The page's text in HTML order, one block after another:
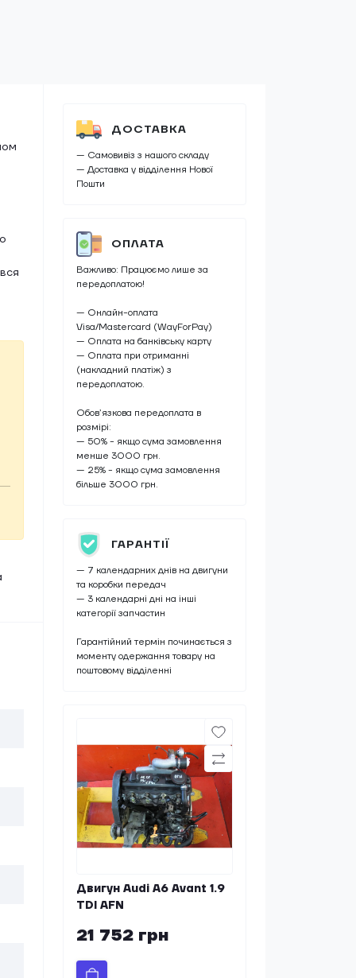
ДОСТАВКА
— Самовивіз з нашого складу
— Доставка у відділення Нової
Пошти
ОПЛАТА
Важливо: Працюємо лише за
передоплатою!
— Онлайн-оплата
Visa/Mastercard (WayForPay)
— Оплата на банківську карту
— Оплата при отриманні
(накладний платіж) з
передоплатою.
Обов’язкова передоплата в
розмірі:
— 50% - якщо сума замовлення
менше 3000 грн.
— 25% - якщо сума замовлення
більше 3000 грн.
ГАРАНТІЇ
— 7 календарних днів на двигуни
та коробки передач
— 3 календарні дні на інші
категорії запчастин
Гарантійний термін починається з
моменту одержання товару на
поштовому відділенні
Двигун Audi A6 Avant 1.9
TDI AFN
21 752 грн